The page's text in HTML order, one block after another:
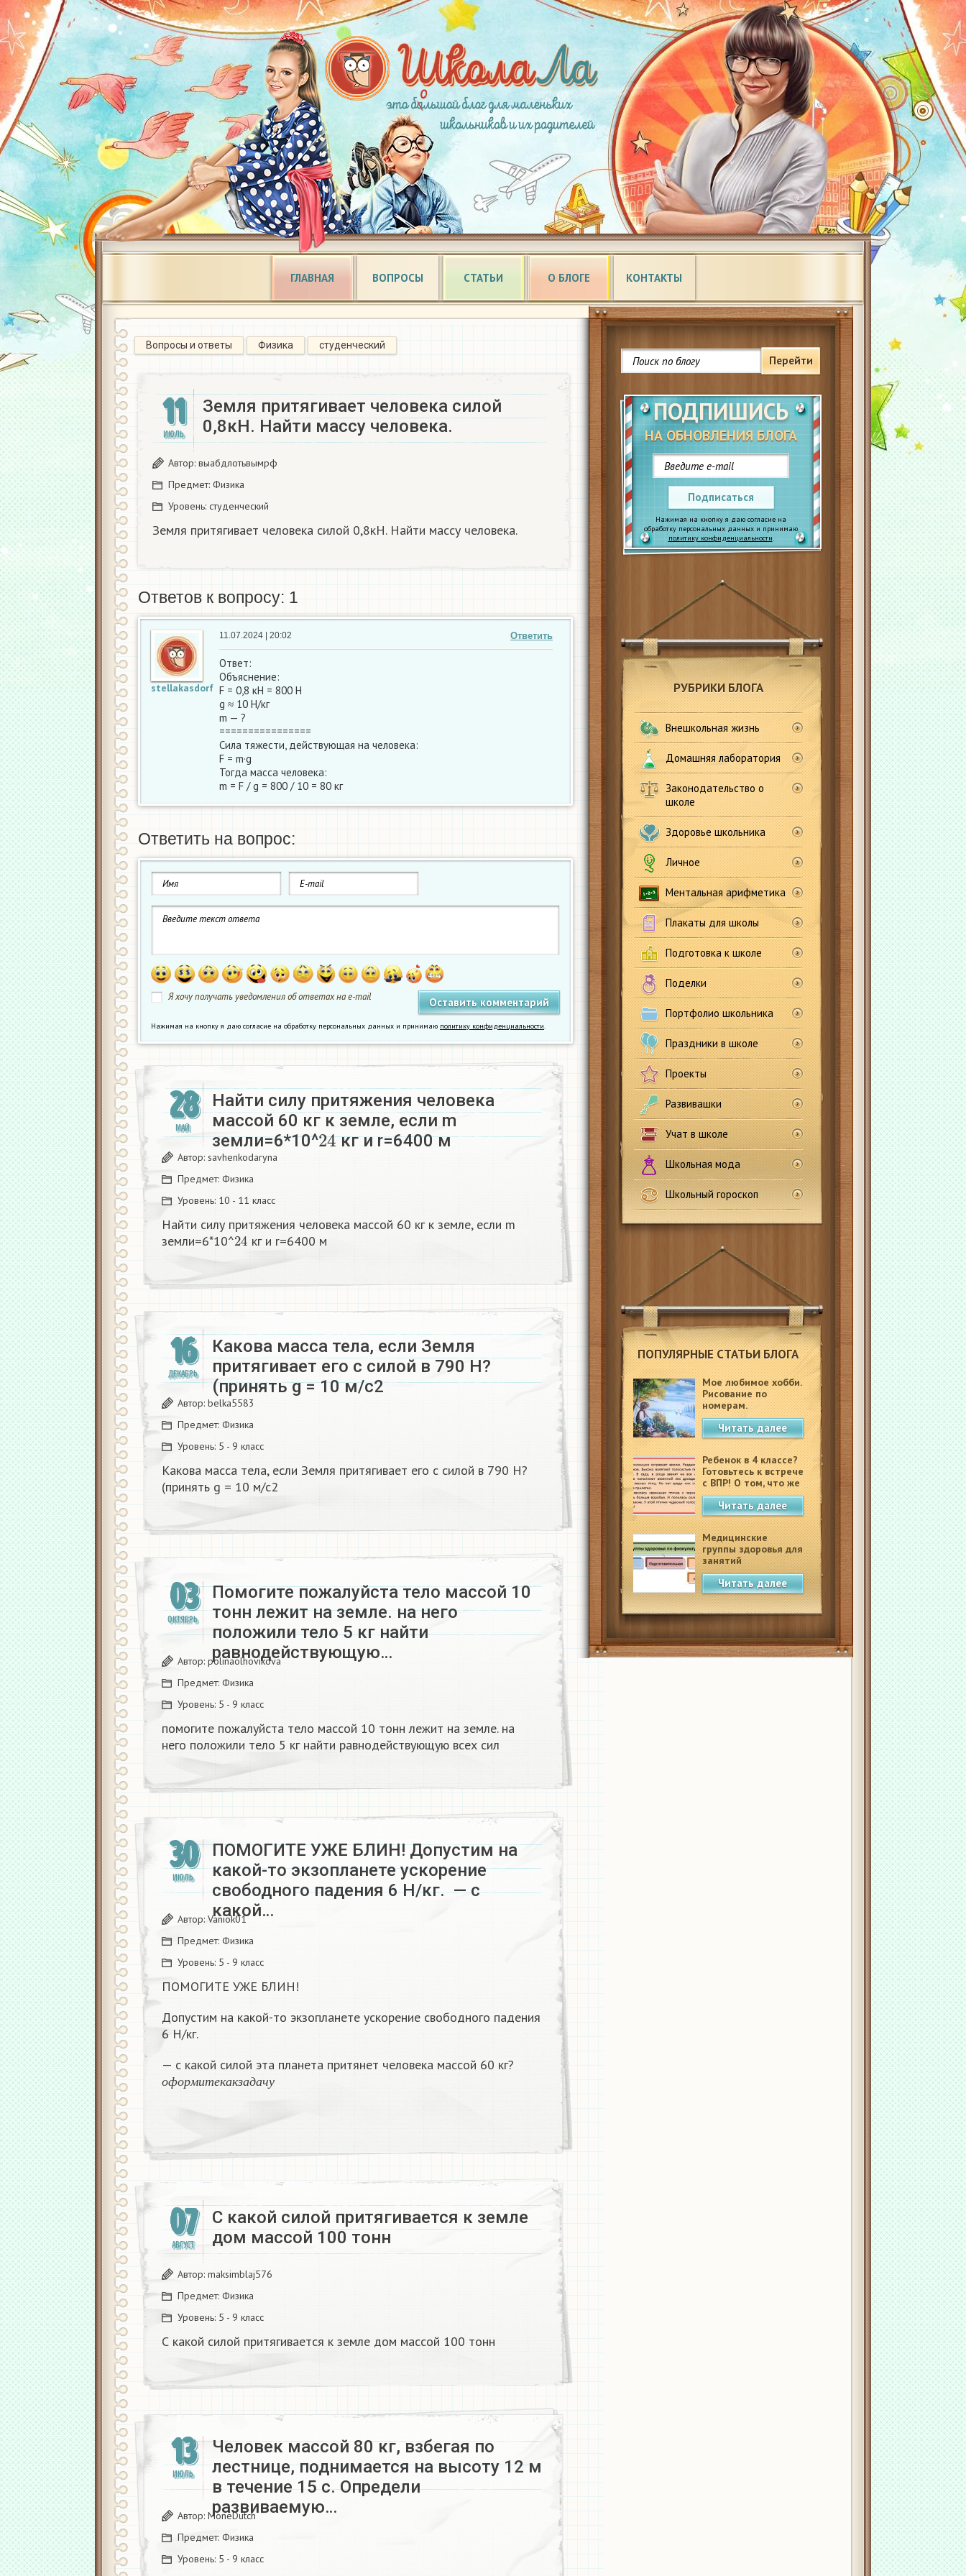
ГЛАВНАЯ ВОПРОСЫ СТАТЬИ О БЛОГЕ КОНТАКТЫ
Перейти
ПОДПИШИСЬ
НА ОБНОВЛЕНИЯ БЛОГА
Подписаться
Нажимая на кнопку я даю согласие на
обработку персональных данных и принимаю
политику конфиденциальности.
РУБРИКИ БЛОГА
Внешкольная жизнь
Домашняя лаборатория
Законодательство о
школе
Здоровье школьника
Личное
Ментальная арифметика
Плакаты для школы
Подготовка к школе
Поделки
Портфолио школьника
Праздники в школе
Проекты
Развивашки
Учат в школе
Школьная мода
Школьный гороскоп
ПОПУЛЯРНЫЕ СТАТЬИ БЛОГА
Мое любимое хобби.
Рисование по
номерам.
Читать далее
Ребенок в 4 классе?
Готовьтесь к встрече
с ВПР! О том, что же
это такое.
Читать далее
Медицинские
группы здоровья для
занятий
физкультурой в
школеЧитать далее
Вопросы и ответы Физика студенческий
11
ИЮЛЬ
Земля притягивает человека силой
0,8кН. Найти массу человека. ​
Автор: выабдлотьвымрф
Предмет: Физика
Уровень: студенческий
Земля притягивает человека силой 0,8кН. Найти массу человека. ​
Ответов к вопросу: 1
stellakasdorf
Ответить
11.07.2024 | 20:02
Ответ:
Объяснение:
F = 0,8 кН = 800 Н
g ≈ 10 Н/кг
m — ?
================
Сила тяжести, действующая на человека:
F = m·g
Тогда масса человека:
m = F / g = 800 / 10 = 80 кг
Ответить на вопрос:
Я хочу получать уведомления об ответах на e-mail
Нажимая на кнопку я даю согласие на обработку персональных данных и принимаю политику конфиденциальности.
28
МАЙ
Найти силу притяжения человека
массой 60 кг к земле, если m
земли=6*10^24кг и r=6400 м​
Автор: savhenkodaryna
Предмет: Физика
Уровень: 10 - 11 класс
Найти силу притяжения человека массой 60 кг к земле, если m
земли=6*10^24 кг и r=6400 м​
16
ДЕКАБРЬ
Какова масса тела, если Земля
притягивает его с силой в 790 Н?
(принять g = 10 м/с2
Автор: belka5583
Предмет: Физика
Уровень: 5 - 9 класс
Какова масса тела, если Земля притягивает его с силой в 790 Н?
(принять g = 10 м/с2
03
ОКТЯБРЬ
Помогите пожалуйста тело массой 10
тонн лежит на земле. на него
положили тело 5 кг найти
равнодействующую…
Автор: polinaolhovikova
Предмет: Физика
Уровень: 5 - 9 класс
помогите пожалуйста тело массой 10 тонн лежит на земле. на
него положили тело 5 кг найти равнодействующую всех сил
30
ИЮЛЬ
ПОМОГИТЕ УЖЕ БЛИН! Допустим на
какой-то экзопланете ускорение
свободного падения 6 Н/кг. — с
какой…
Автор: Vaniok01
Предмет: Физика
Уровень: 5 - 9 класс
ПОМОГИТЕ УЖЕ БЛИН!
Допустим на какой-то экзопланете ускорение свободного падения
6 Н/кг.
— с какой силой эта планета притянет человека массой 60 кг?
о ф о рм и т е ка кз а д а ч у
фо рмите какзадачу
07
АВГУСТ
С какой силой притягивается к земле
дом массой 100 тонн​
Автор: maksimblaj576
Предмет: Физика
Уровень: 5 - 9 класс
С какой силой притягивается к земле дом массой 100 тонн​
13
ИЮЛЬ
Человек массой 80 кг, взбегая по
лестнице, поднимается на высоту 12 м
в течение 15 с. Определи
развиваемую…
Автор: MoneDutch
Предмет: Физика
Уровень: 5 - 9 класс